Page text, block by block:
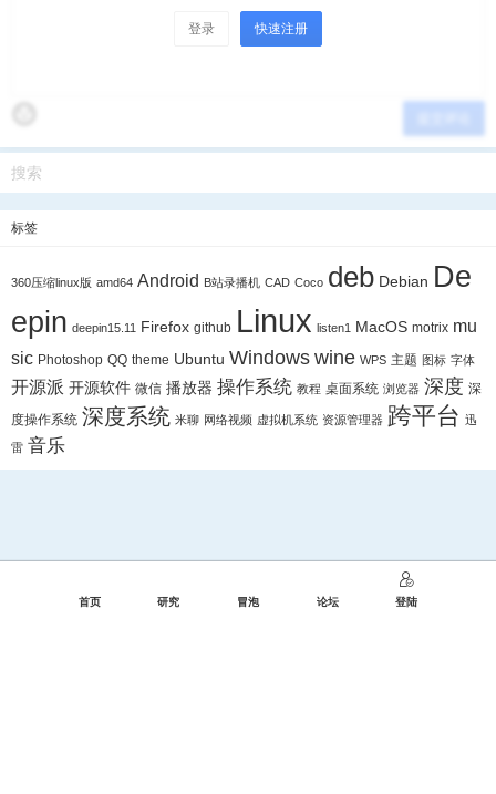
登录 快速注册
标签
360压缩linux版 amd64 Android B站录播机 CAD Coco deb Debian De
epin deepin15.11 Firefox github Linux listen1 MacOS motrix mu
sic Photoshop QQ theme Ubuntu Windows wine WPS 主题 图标 字体
开源派 开源软件 微信 播放器 操作系统 教程 桌面系统 浏览器 深度 深
度操作系统 深度系统 米聊 网络视频 虚拟机系统 资源管理器 跨平台 迅
雷 音乐
首页 研究 冒泡 论坛 登陆